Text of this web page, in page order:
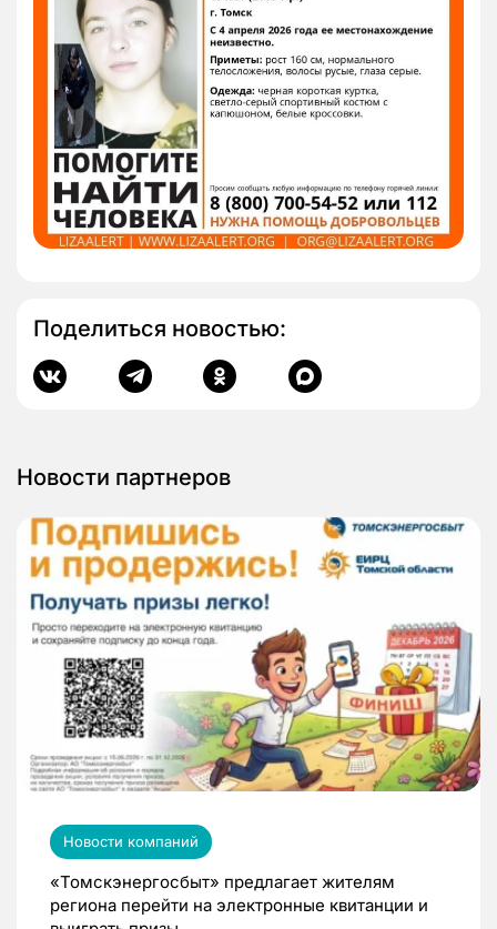
Поделиться новостью:
Новости партнеров
Новости компаний
«Томскэнергосбыт» предлагает жителям
региона перейти на электронные квитанции и